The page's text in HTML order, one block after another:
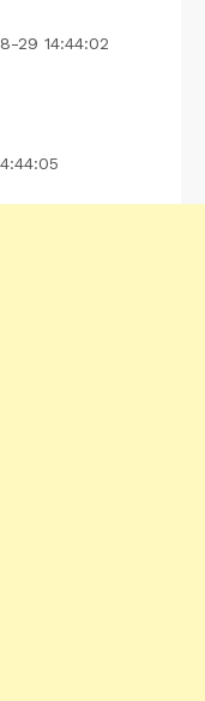
29 14:44:02